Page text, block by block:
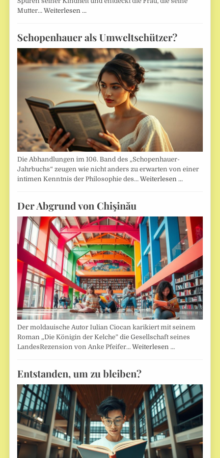
Mutter…Weiterlesen …
Schopenhauer als Umweltschützer?
Die Abhandlungen im 106. Band des „Schopenhauer-
Jahrbuchs“ zeugen wie nicht anders zu erwarten von einer
intimen Kenntnis der Philosophie des…Weiterlesen …
Der Abgrund von Chişinău
Der moldauische Autor Iulian Ciocan karikiert mit seinem
Roman „Die Königin der Kelche” die Gesellschaft seines
LandesRezension von Anke Pfeifer…Weiterlesen …
Entstanden, um zu bleiben?